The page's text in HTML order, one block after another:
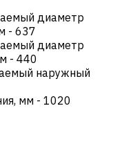
диаметр
- 637
диаметр
- 440
наружный
мм - 1020